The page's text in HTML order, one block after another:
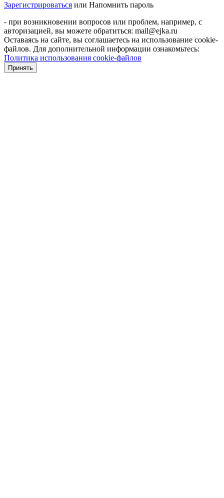
Зарегистрироваться или Напомнить пароль
- при возникновении вопросов или проблем, например, с
авторизацией, вы можете обратиться: mail@ejka.ru
Оставаясь на сайте, вы соглашаетесь на использование cookie-
файлов. Для дополнительной информации ознакомьтесь:
Политика использования cookie-файлов
Принять